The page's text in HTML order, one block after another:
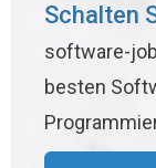
Schalten
software-
besten